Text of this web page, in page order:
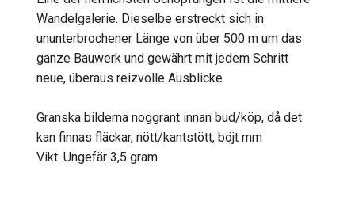
Wandelgalerie. Dieselbe erstreckt sich in
ununterbrochener Länge von über 500 m um das
ganze Bauwerk und gewährt mit jedem Schritt
neue, überaus reizvolle Ausblicke
Granska bilderna noggrant innan bud/köp, då det
kan finnas fläckar, nött/kantstött, böjt mm
Vikt: Ungefär 3,5 gram